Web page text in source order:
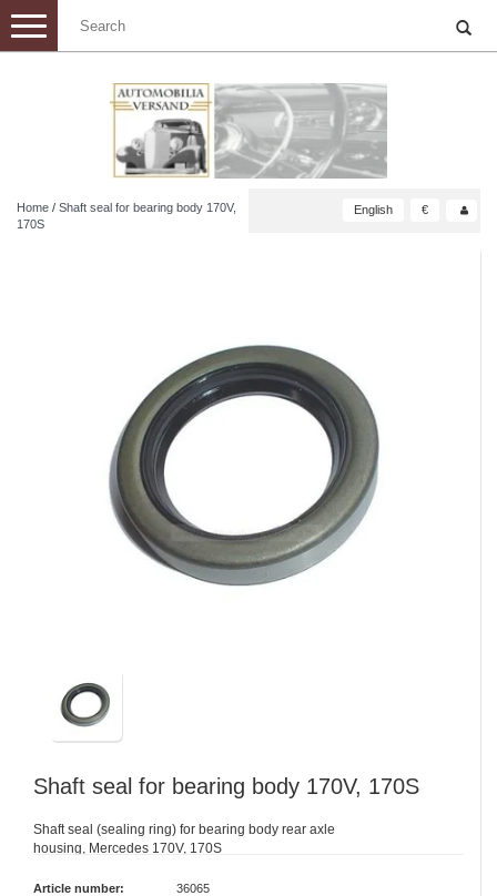
Toggle
navigation
Home / Shaft seal for bearing body 170V,
170S
English €
Shaft seal for bearing body 170V, 170S
Shaft seal (sealing ring) for bearing body rear axle
housing, Mercedes 170V, 170S
Article number:
36065